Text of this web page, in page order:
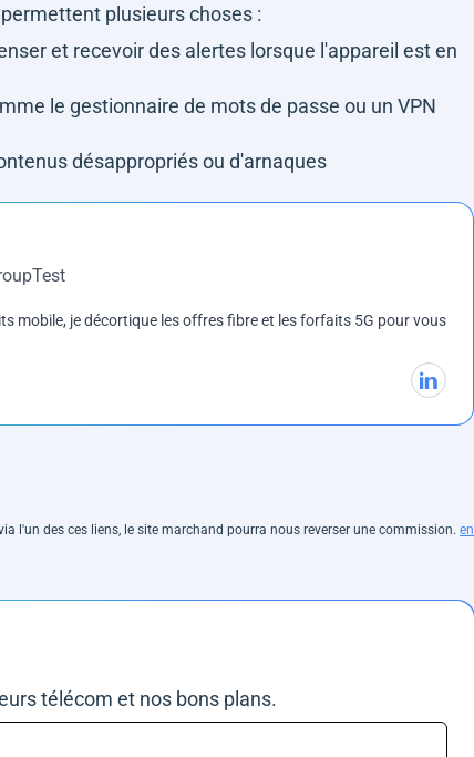
plusieurs choses :
et recevoir des alertes lorsque l'appareil est en
le gestionnaire de mots de passe ou un VPN
désappropriés ou d'arnaques
mobile, je décortique les offres fibre et les forfaits 5G pour vous
l'un des ces liens, le site marchand pourra nous reverser une commission. en
télécom et nos bons plans.